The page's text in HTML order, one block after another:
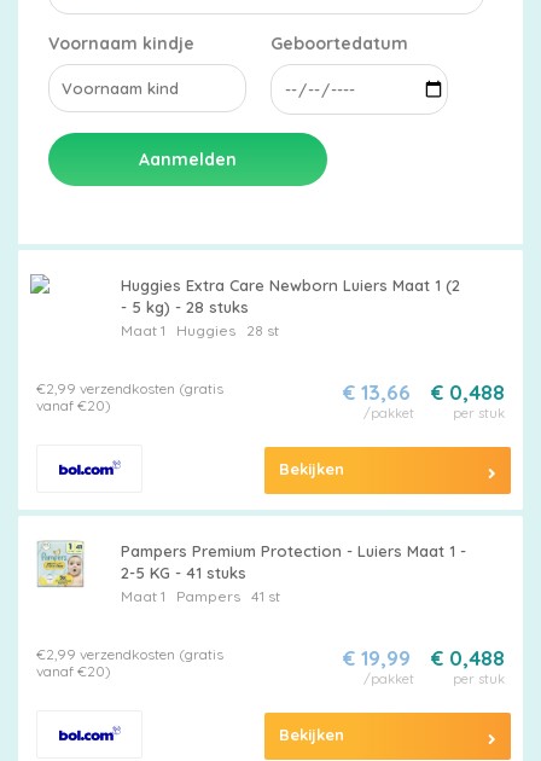
Voornaam kindje Geboortedatum
Aanmelden
Huggies Extra Care Newborn Luiers Maat 1 (2
- 5 kg) - 28 stuks
Maat 1 Huggies28 st
€2,99 verzendkosten (gratis
vanaf €20)
€ 0,488
per stuk
€ 13,66
/pakket
Bekijken
Pampers Premium Protection - Luiers Maat 1 -
2-5 KG - 41 stuks
Maat 1 Pampers41 st
€2,99 verzendkosten (gratis
vanaf €20)
€ 0,488
per stuk
€ 19,99
/pakket
Bekijken